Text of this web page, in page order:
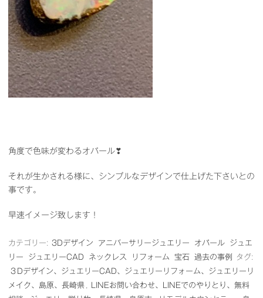
角度で色味が変わるオパール❣
それが生かされる様に、シンプルなデザインで仕上げた下さいとの
事です。
早速イメージ致します！
カテゴリー: 3Dデザイン アニバーサリージュエリー オパール
ジュエ
リー
ジュエリーCAD ネックレス リフォーム 宝石 過去の事例
タグ:
３Dデザイン、ジュエリーCAD、ジュエリーリフォーム、ジュエリーリ
メイク、島原、長崎県
LINEお問い合わせ、LINEでのやりとり、無料